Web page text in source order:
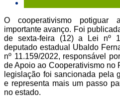
O cooperativismo potiguar
importante avanço. Foi
de sexta-feira (12) a Lei nº
deputado estadual Ubaldo
nº 11.159/2022, responsável
de Apoio ao Cooperativismo no
legislação foi sancionada pela
e representa mais um passo
no estado.